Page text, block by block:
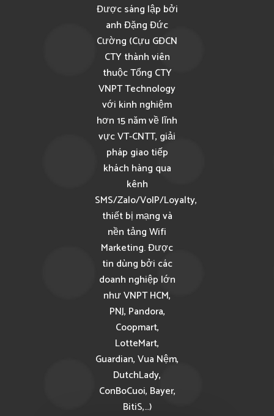
Được sáng lập bởi
anh Đặng Đức
Cường (Cựu GĐCN
CTY thành viên
thuộc Tổng CTY
VNPT Technology
với kinh nghiệm
hơn 15 năm về lĩnh
vực VT-CNTT, giải
pháp giao tiếp
khách hàng qua
kênh
SMS/Zalo/VoIP/Loyalty,
thiết bị mạng và
nền tảng Wifi
Marketing. Được
tin dùng bởi các
doanh nghiệp lớn
như VNPT HCM,
PNJ, Pandora,
Coopmart,
LotteMart,
Guardian, Vua Nệm,
DutchLady,
ConBoCuoi, Bayer,
BitiS,…)